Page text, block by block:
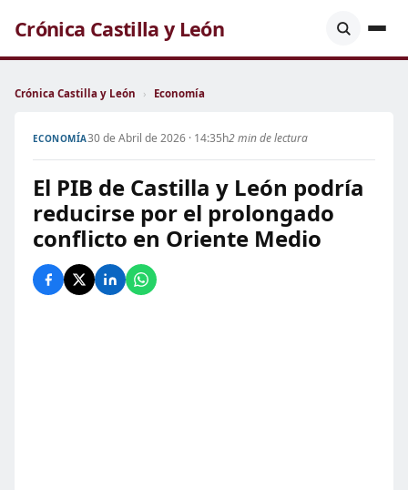
Crónica Castilla y León
Crónica Castilla y León › Economía
ECONOMÍA30 de Abril de 2026 · 14:35h2 min de lectura
El PIB de Castilla y León podría
reducirse por el prolongado
conflicto en Oriente Medio